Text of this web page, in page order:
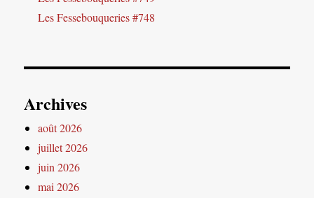
Les Fessebouqueries #748
Archives
août 2026
juillet 2026
juin 2026
mai 2026